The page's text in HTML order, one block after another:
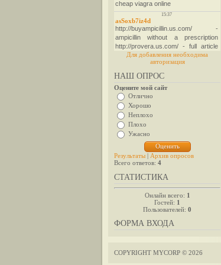
Для добавления необходима
авторизация
НАШ ОПРОС
Оцените мой сайт
Отлично
Хорошо
Неплохо
Плохо
Ужасно
Результаты | Архив опросов
Всего ответов: 4
СТАТИСТИКА
Онлайн всего: 1
Гостей: 1
Пользователей: 0
ФОРМА ВХОДА
COPYRIGHT MYCORP © 2026